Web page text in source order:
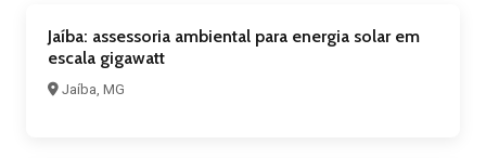
Jaíba: assessoria ambiental para energia solar em
escala gigawatt
Jaíba, MG